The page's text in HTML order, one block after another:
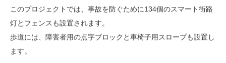
このプロジェクトでは、事故を防ぐために134個のスマート街路
灯とフェンスも設置されます。
歩道には、障害者用の点字ブロックと車椅子用スロープも設置し
ます。